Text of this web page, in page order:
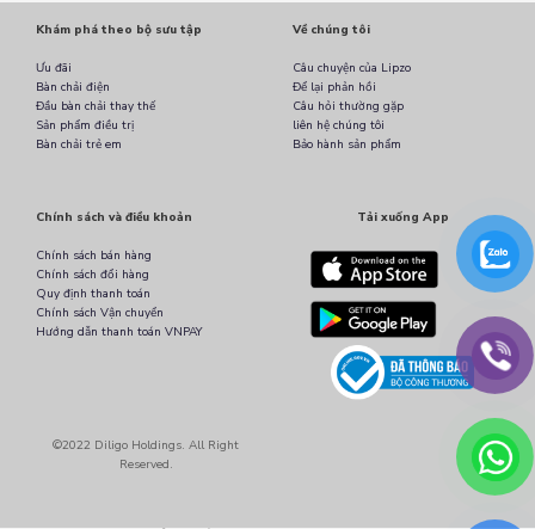
Khám phá theo bộ sưu tập
Ưu đãi
Bàn chải điện
Đầu bàn chải thay thế
Sản phẩm điều trị
Bàn chải trẻ em
Về chúng tôi
Câu chuyện của Lipzo
Để lại phản hồi
Câu hỏi thường gặp
liên hệ chúng tôi
Bảo hành sản phẩm
Chính sách và điều khoản
Chính sách bán hàng
Chính sách đổi hàng
Quy định thanh toán
Chính sách Vận chuyển
Hướng dẫn thanh toán VNPAY
Tải xuống App
©2022 Diligo Holdings. All Right
Reserved.